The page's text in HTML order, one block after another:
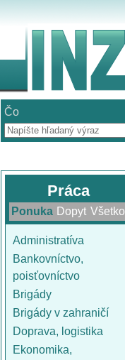
Čo
Práca
Ponuka Dopyt Všetko
Administratíva
Bankovníctvo,
poisťovníctvo
Brigády
Brigády v zahraničí
Doprava, logistika
Ekonomika,